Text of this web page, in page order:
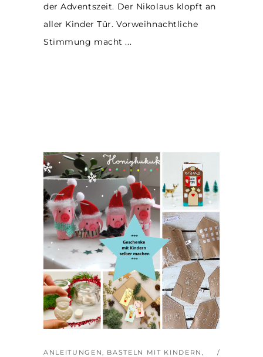
der Adventszeit. Der Nikolaus klopft an
aller Kinder Tür. Vorweihnachtliche
Stimmung macht
ANLEITUNGEN, BASTELN MIT KINDERN ,